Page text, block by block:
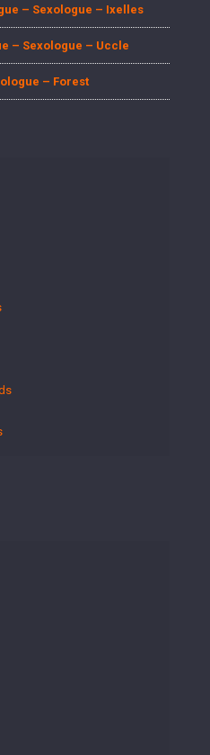
– Sexologue – Ixelles
– Sexologue – Uccle
– Forest